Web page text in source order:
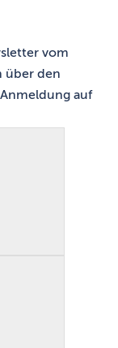
vom
über den
auf